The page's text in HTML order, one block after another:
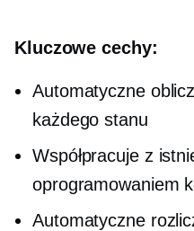
Kluczowe cechy:
Automatyczne
każdego stanu
Współpracuje z
oprogramowaniem
Automatyczne